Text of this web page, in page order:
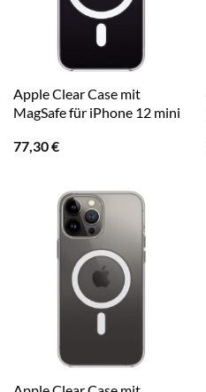
Apple Clear Case mit
MagSafe für iPhone 12 mini
77,30€